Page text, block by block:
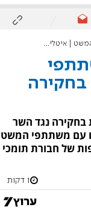
נגד השר בן גביר
בחקירה נגד השר
עם משתתפי המשט
של חבורת תומכי
1 דקות